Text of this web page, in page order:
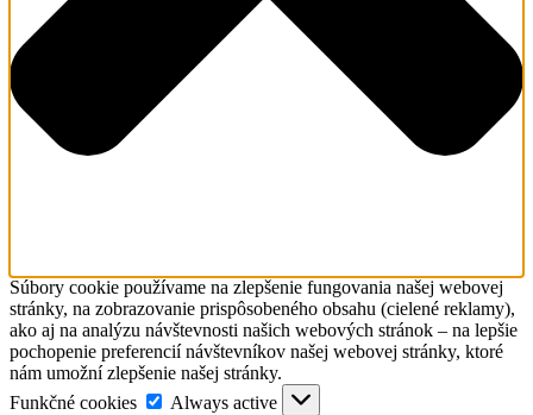
Súbory cookie používame na zlepšenie fungovania našej webovej
stránky, na zobrazovanie prispôsobeného obsahu (cielené reklamy),
ako aj na analýzu návštevnosti našich webových stránok – na lepšie
pochopenie preferencií návštevníkov našej webovej stránky, ktoré
nám umožní zlepšenie našej stránky.
Funkčné cookies
Funkčné
Always active